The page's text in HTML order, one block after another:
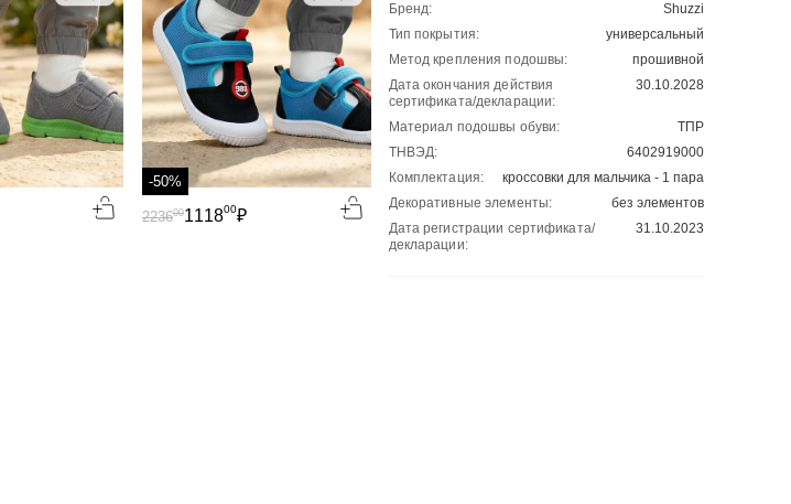
-50%
111800₽
223600
-50%
00
-50%
Бренд:
Shuzzi
Тип покрытия:
универсальный
Метод крепления подошвы:
прошивной
Дата окончания действия
сертификата/декларации:
30.10.2028
Материал подошвы обуви:
ТПР
ТНВЭД:
6402919000
Комплектация:
кроссовки для мальчика - 1 пара
Декоративные элементы:
без элементов
Дата регистрации сертификата/
декларации:
31.10.2023